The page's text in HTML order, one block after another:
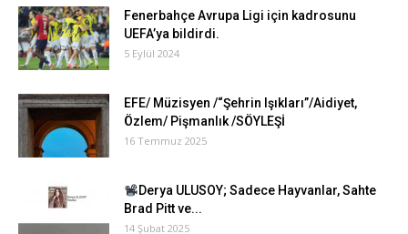
Fenerbahçe Avrupa Ligi için kadrosunu
UEFA’ya bildirdi.
5 Eylül 2024
EFE/ Müzisyen /“Şehrin Işıkları”/Aidiyet,
Özlem/ Pişmanlık /SÖYLEŞİ
16 Temmuz 2025
Derya ULUSOY; Sadece Hayvanlar, Sahte
Brad Pitt ve...
14 Şubat 2025